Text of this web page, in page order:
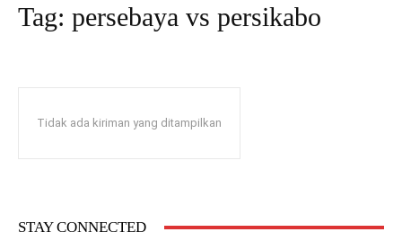
Tag: persebaya vs persikabo
Tidak ada kiriman yang ditampilkan
STAY CONNECTED